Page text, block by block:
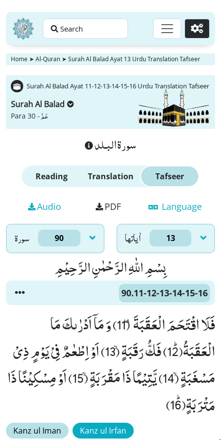
Search Go
Home ➤ Al-Quran ➤ Surah Al Balad Ayat 13 Urdu Translation Tafseer
Surah Al Balad Ayat 11-12-13-14-15-16 Urdu Translation Tafseer
Surah Al Balad
Para 30 -عَمَّ
سورة البـلد
Reading Translation Tafseer
Audio PDF Language
سورۃ 90 اٰياتها 13
بِسْمِ اللّٰهِ الرَّحْمٰنِ الرَّحِیْمِ
90.11-12-13-14-15-16
فَلَا اقْتَحَمَ الْعَقَبَةَ٘ ۖ (11) وَ مَاۤ اَدْرٰىكَ مَا
الْعَقَبَةُﭤ(12) فَكُّ رَقَبَةٍۙ (13) اَوْ اِطْعٰمٌ فِیْ یَوْمٍ ذِیْ
مَسْغَبَةٍۙ (14) یَّتِیْمًا ذَا مَقْرَبَةٍۙ (15) اَوْ مِسْكِیْنًا ذَا
مَتْرَبَةٍﭤ(16)
Kanz ul Iman Kanz ul Irfan